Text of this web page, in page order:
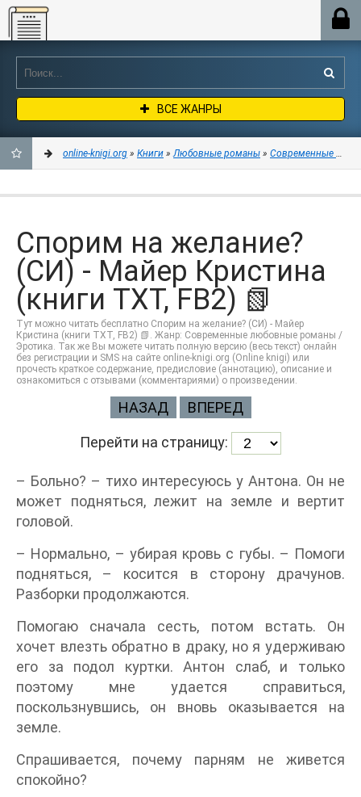
Online-knigi.org
ВСЕ ЖАНРЫ
ЗАКЛАДКИ
online-knigi.org » Книги »Любовные романы » Современные
Спорим на желание?
(СИ) - Майер Кристина
(книги TXT, FB2) 📗
Тут можно читать бесплатно Спорим на желание? (СИ) - Майер
Кристина (книги TXT, FB2) 📗. Жанр: Современные любовные романы /
Эротика. Так же Вы можете читать полную версию (весь текст) онлайн
без регистрации и SMS на сайте online-knigi.org (Online knigi) или
прочесть краткое содержание, предисловие (аннотацию), описание и
ознакомиться с отзывами (комментариями) о произведении.
НАЗАД ВПЕРЕД
Перейти на страницу:
– Больно? – тихо интересуюсь у Антона. Он не
может подняться, лежит на земле и вертит
головой.
– Нормально, – убирая кровь с губы. – Помоги
подняться, – косится в сторону драчунов.
Разборки продолжаются.
Помогаю сначала сесть, потом встать. Он
хочет влезть обратно в драку, но я удерживаю
его за подол куртки. Антон слаб, и только
поэтому мне удается справиться,
поскользнувшись, он вновь оказывается на
земле.
Спрашивается, почему парням не живется
спокойно?